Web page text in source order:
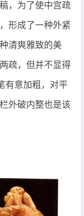
，为了使中宫疏
形成了一种外紧
清爽雅致的美
疏，但并不显得
有意加粗，对平
外破内整也是该